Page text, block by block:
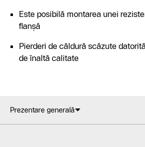
Este posibilă montarea unei
flanşă
Pierderi de căldură scăzute
de înaltă calitate
Prezentare generală